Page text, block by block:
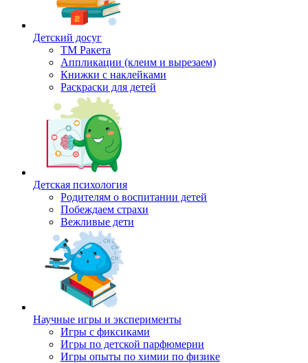
Детский досуг
ТМ Ракета
Аппликации (клеим и вырезаем)
Книжки с наклейками
Раскраски для детей
Детская психология
Родителям о воспитании детей
Побеждаем страхи
Вежливые дети
Научные игры и эксперименты
Игры с фиксиками
Игры по детской парфюмерии
Игры опыты по химии по физике